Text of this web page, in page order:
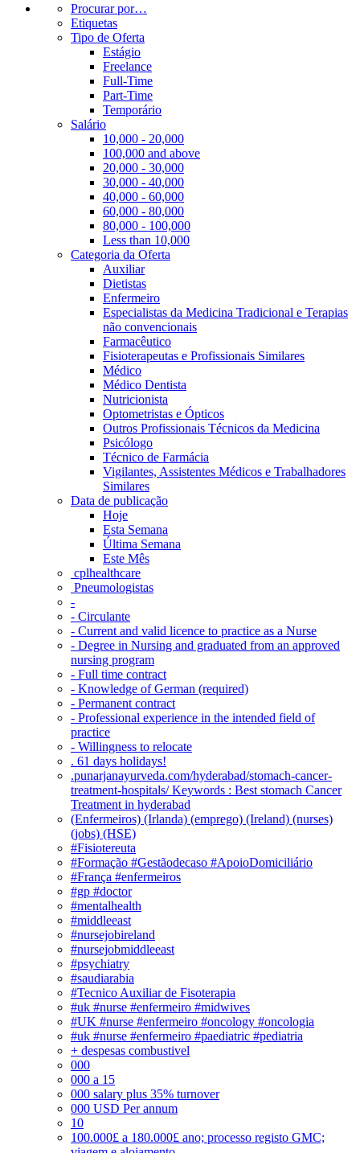
Procurar por…
Etiquetas
Tipo de Oferta
Estágio
Freelance
Full-Time
Part-Time
Temporário
Salário
10,000 - 20,000
100,000 and above
20,000 - 30,000
30,000 - 40,000
40,000 - 60,000
60,000 - 80,000
80,000 - 100,000
Less than 10,000
Categoria da Oferta
Auxiliar
Dietistas
Enfermeiro
Especialistas da Medicina Tradicional e Terapias
não convencionais
Farmacêutico
Fisioterapeutas e Profissionais Similares
Médico
Médico Dentista
Nutricionista
Optometristas e Ópticos
Outros Profissionais Técnicos da Medicina
Psicólogo
Técnico de Farmácia
Vigilantes, Assistentes Médicos e Trabalhadores
Similares
Data de publicação
Hoje
Esta Semana
Última Semana
Este Mês
‎ cplhealthcare‬
Pneumologistas
-
- Circulante
- Current and valid licence to practice as a Nurse
- Degree in Nursing and graduated from an approved
nursing program
- Full time contract
- Knowledge of German (required)
- Permanent contract
- Professional experience in the intended field of
practice
- Willingness to relocate
. 61 days holidays!
.punarjanayurveda.com/hyderabad/stomach-cancer-
treatment-hospitals/ Keywords : Best stomach Cancer
Treatment in hyderabad
(Enfermeiros) (Irlanda) (emprego) (Ireland) (nurses)
(jobs) (HSE)
#Fisiotereuta
#Formação #Gestãodecaso #ApoioDomiciliário
#França #enfermeiros
#gp #doctor
#mentalhealth
#middleeast
#nursejobireland
#nursejobmiddleeast
#psychiatry
#saudiarabia
#Tecnico Auxiliar de Fisoterapia
#uk #nurse #enfermeiro #midwives
#UK #nurse #enfermeiro #oncology #oncologia
#uk #nurse #enfermeiro #paediatric #pediatria
+ despesas combustivel
000
000 a 15
000 salary plus 35% turnover
000 USD Per annum
10
100.000£ a 180.000£ ano; processo registo GMC;